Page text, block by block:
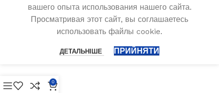
вашего опыта использования нашего сайта.
Просматривая этот сайт, вы соглашаетесь
использовать файлы cookie.
ДЕТАЛЬНІШЕ ПРИЙНЯТИ
0